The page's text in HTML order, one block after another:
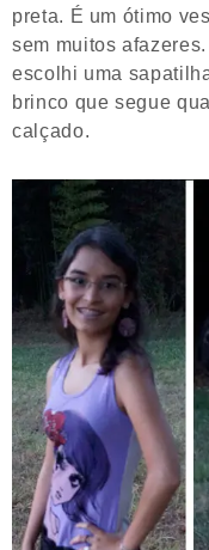
preta. É um ótimo
sem muitos
escolhi uma
brinco que segue
calçado.